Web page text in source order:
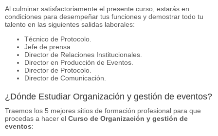
Al culminar satisfactoriamente el presente curso, estarás en
condiciones para desempeñar tus funciones y demostrar todo tu
talento en las siguientes salidas laborales:
Técnico de Protocolo.
Jefe de prensa.
Director de Relaciones Institucionales.
Director en Producción de Eventos.
Director de Protocolo.
Director de Comunicación.
¿Dónde Estudiar Organización y gestión de eventos?
Traemos los 5 mejores sitios de formación profesional para que
procedas a hacer el Curso de Organización y gestión de
eventos: